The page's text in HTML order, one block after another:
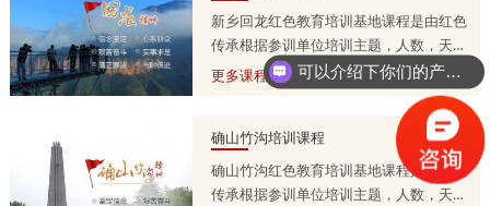
新乡回龙红色教育培训基地课程是由红色
传承根据参训单位培训主题，人数，天
数，预算等量身定制的，培训课程方案分
为一天，两天到五天不等，具体按参训单
13303715399.
更多课程>>
确山竹沟培训课程
确山竹沟红色教育培训基地课程是由红色
传承根据参训单位培训主题，人数，天
可以介绍下你们的产品么？